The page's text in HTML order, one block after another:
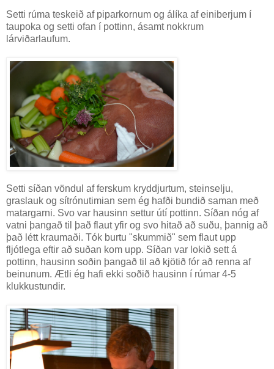
Setti rúma teskeið af piparkornum og álíka af einiberjum í
taupoka og setti ofan í pottinn, ásamt nokkrum
lárviðarlaufum.
Setti síðan vöndul af ferskum kryddjurtum, steinselju,
graslauk og sítrónutimian sem ég hafði bundið saman með
matargarni. Svo var hausinn settur útí pottinn. Síðan nóg af
vatni þangað til það flaut yfir og svo hitað að suðu, þannig að
það létt kraumaði. Tók burtu "skummið" sem flaut upp
fljótlega eftir að suðan kom upp. Síðan var lokið sett á
pottinn, hausinn soðin þangað til að kjötið fór að renna af
beinunum. Ætli ég hafi ekki soðið hausinn í rúmar 4-5
klukkustundir.